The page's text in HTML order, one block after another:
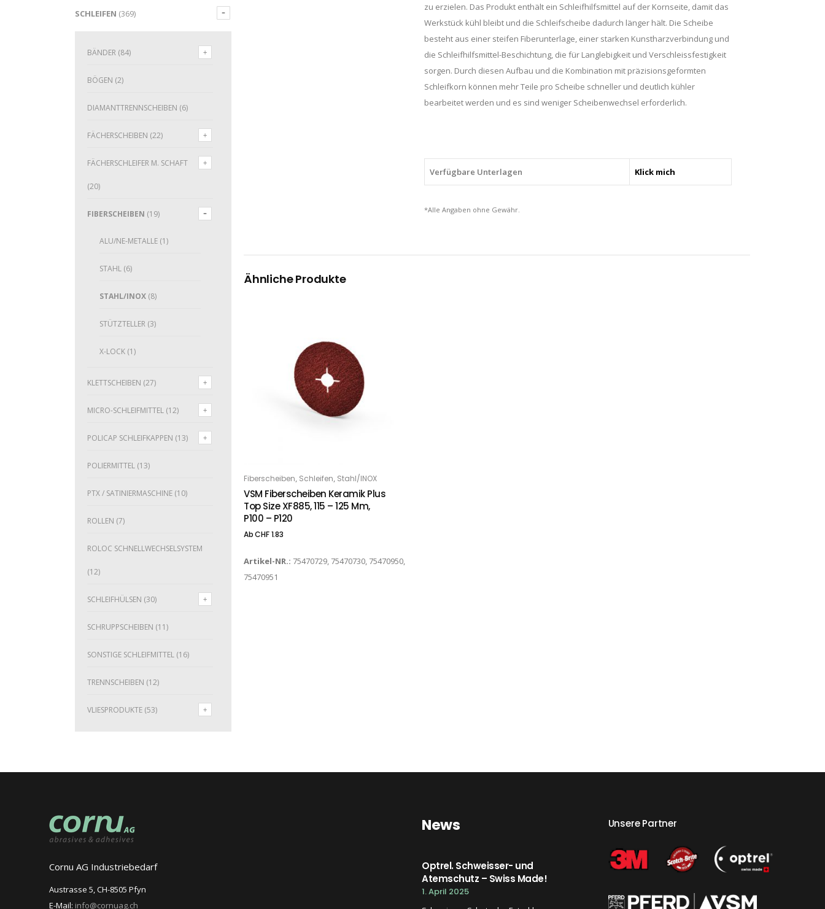
SCHLEIFEN (369)
BÄNDER (84)
BÖGEN (2)
DIAMANTTRENNSCHEIBEN (6)
FÄCHERSCHEIBEN (22)
FÄCHERSCHLEIFER M. SCHAFT
(20)
FIBERSCHEIBEN (19)
ALU/NE-METALLE (1)
STAHL (6)
STAHL/INOX (8)
STÜTZTELLER (3)
X-LOCK (1)
KLETTSCHEIBEN (27)
MICRO-SCHLEIFMITTEL (12)
POLICAP SCHLEIFKAPPEN (13)
POLIERMITTEL (13)
PTX / SATINIERMASCHINE (10)
ROLLEN (7)
ROLOC SCHNELLWECHSELSYSTEM
(12)
SCHLEIFHÜLSEN (30)
SCHRUPPSCHEIBEN (11)
SONSTIGE SCHLEIFMITTEL (16)
TRENNSCHEIBEN (12)
VLIESPRODUKTE (53)
zu erzielen. Das Produkt enthält ein Schleifhilfsmittel auf der Kornseite, damit das
Werkstück kühl bleibt und die Schleifscheibe dadurch länger hält. Die Scheibe
besteht aus einer steifen Fiberunterlage, einer starken Kunstharzverbindung und
die Schleifhilfsmittel-Beschichtung, die für Langlebigkeit und Verschleissfestigkeit
sorgen. Durch diesen Aufbau und die Kombination mit präzisionsgeformten
Schleifkorn können mehr Teile pro Scheibe schneller und deutlich kühler
bearbeitet werden und es sind weniger Scheibenwechsel erforderlich.
Verfügbare Unterlagen Klick mich
*Alle Angaben ohne Gewähr.
Ähnliche Produkte
OPTIONS
Fiberscheiben, Schleifen, Stahl/INOX
VSM Fiberscheiben Keramik Plus
Top Size XF885, 115 – 125 Mm,
P100 – P120
AbCHF1.83
Artikel-NR.: 75470729, 75470730, 75470950,
75470951
Cornu AG Industriebedarf
Austrasse 5, CH-8505 Pfyn
E-Mail: info@cornuag.ch
News
Optrel. Schweisser- und
Atemschutz – Swiss Made!
1. April 2025
Unsere Partner